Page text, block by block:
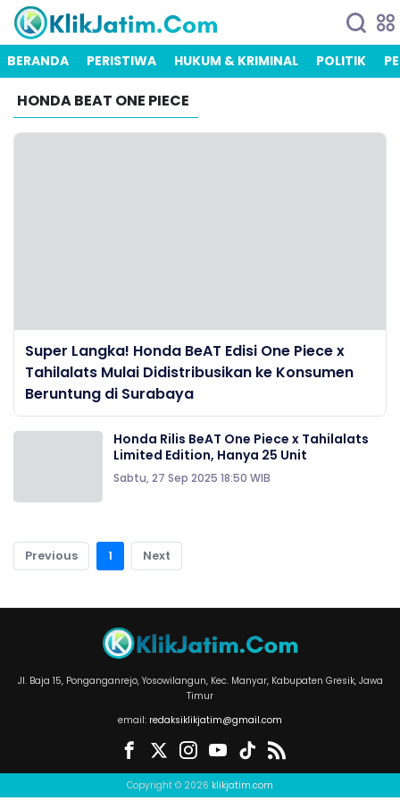
BERANDA PERISTIWA HUKUM & KRIMINAL POLITIK
HONDA BEAT ONE PIECE
Super Langka! Honda BeAT Edisi One Piece x
Tahilalats Mulai Didistribusikan ke Konsumen
Beruntung di Surabaya
Honda Rilis BeAT One Piece x Tahilalats
Limited Edition, Hanya 25 Unit
Sabtu, 27 Sep 2025 18:50 WIB
Previous 1 Next
Jl. Baja 15, Ponganganrejo, Yosowilangun, Kec. Manyar, Kabupaten Gresik, Jawa
Timur
email: redaksiklikjatim@gmail.com
Copyright © 2026 klikjatim.com